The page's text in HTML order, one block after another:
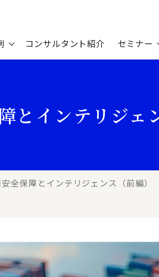
コンサルタント紹介 セミナー
例
集
とインテリジェ
全保障とインテリジェンス（前編）